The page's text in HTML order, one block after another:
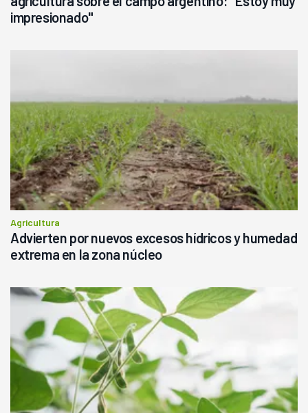
impresionado"
Agricultura
Advierten por nuevos excesos hídricos y humedad
extrema en la zona núcleo